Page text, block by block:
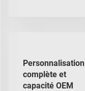
Personnalisation
complète et
capacité OEM